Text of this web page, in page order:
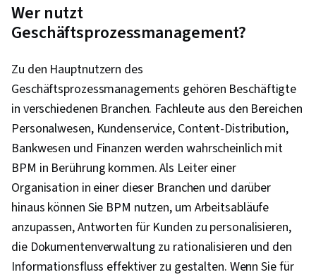
Wer nutzt
Geschäftsprozessmanagement?
Zu den Hauptnutzern des
Geschäftsprozessmanagements gehören Beschäftigte
in verschiedenen Branchen. Fachleute aus den Bereichen
Personalwesen, Kundenservice, Content-Distribution,
Bankwesen und Finanzen werden wahrscheinlich mit
BPM in Berührung kommen. Als Leiter einer
Organisation in einer dieser Branchen und darüber
hinaus können Sie BPM nutzen, um Arbeitsabläufe
anzupassen, Antworten für Kunden zu personalisieren,
die Dokumentenverwaltung zu rationalisieren und den
Informationsfluss effektiver zu gestalten. Wenn Sie für